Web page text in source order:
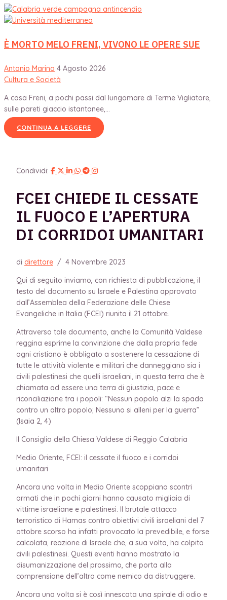
È MORTO MELO FRENI, VIVONO LE OPERE SUE
Antonio Marino 4 Agosto 2026
Cultura e Società
A casa Freni, a pochi passi dal lungomare di Terme Vigliatore,
sulle pareti giaccio istantanee,...
CONTINUA A LEGGERE
Condividi:
FCEI CHIEDE IL CESSATE
IL FUOCO E L’APERTURA
DI CORRIDOI UMANITARI
di direttore / 4 Novembre 2023
Qui di seguito inviamo, con richiesta di pubblicazione, il
testo del documento su Israele e Palestina approvato
dall’Assemblea della Federazione delle Chiese
Evangeliche in Italia (FCEI) riunita il 21 ottobre.
Attraverso tale documento, anche la Comunità Valdese
reggina esprime la convinzione che dalla propria fede
ogni cristiano è obbligato a sostenere la cessazione di
tutte le attività violente e militari che danneggiano sia i
civili palestinesi che quelli israeliani, in questa terra che è
chiamata ad essere una terra di giustizia, pace e
riconciliazione tra i popoli: “Nessun popolo alzi la spada
contro un altro popolo; Nessuno si alleni per la guerra”
(Isaia 2, 4)
Il Consiglio della Chiesa Valdese di Reggio Calabria
Medio Oriente, FCEI: il cessate il fuoco e i corridoi
umanitari
Ancora una volta in Medio Oriente scoppiano scontri
armati che in pochi giorni hanno causato migliaia di
vittime israeliane e palestinesi. Il brutale attacco
terroristico di Hamas contro obiettivi civili israeliani del 7
ottobre scorso ha infatti provocato la prevedibile, e forse
calcolata, reazione di Israele che, a sua volta, ha colpito
civili palestinesi. Questi eventi hanno mostrato la
disumanizzazione del prossimo, che porta alla
comprensione dell’altro come nemico da distruggere.
Ancora una volta si è così innescata una spirale di odio e